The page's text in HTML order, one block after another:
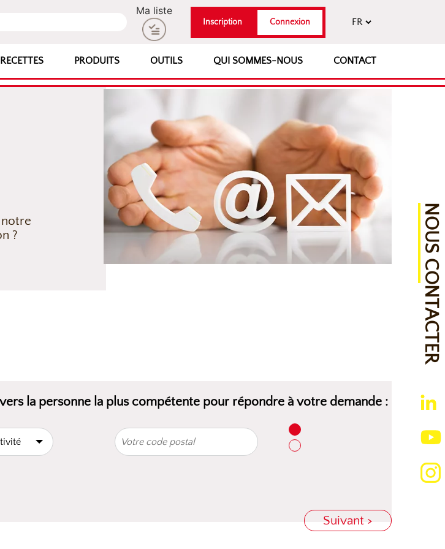
Ma liste
Inscription Connexion
RECETTES PRODUITS OUTILS QUI SOMMES-NOUS CONTACT
NOUS CONTACTER
?
la personne la plus compétente pour répondre à votre demande :
Suivant >